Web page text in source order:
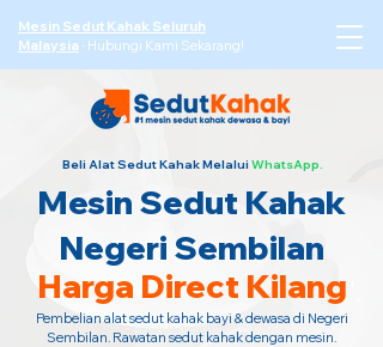
Mesin Sedut Kahak Seluruh
Malaysia · Hubungi Kami Sekarang!
Beli Alat Sedut Kahak Melalui WhatsApp.
Mesin Sedut Kahak
Negeri Sembilan
Harga Direct Kilang
Pembelian alat sedut kahak bayi & dewasa di Negeri
Sembilan. Rawatan sedut kahak dengan mesin.